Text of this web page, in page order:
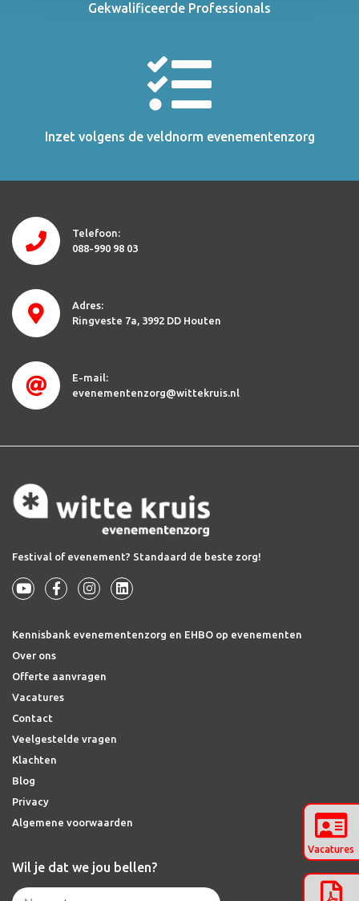
Vacatures
Gekwalificeerde Professionals
Inzet volgens de veldnorm evenementenzorg
Telefoon:
088-990 98 03
Adres:
Ringveste 7a 3992 DD Houten
E-mail:
evenementenzorg@wittekruis.nl
Festival of evenement? Standaard de beste zorg!
Kennisbank evenementenzorg en EHBO op evenementen
Over ons
Offerte aanvragen
Vacatures
Contact
Veelgestelde vragen
Klachten
Blog
Privacy
Algemene voorwaarden
Wil je dat we jou bellen?